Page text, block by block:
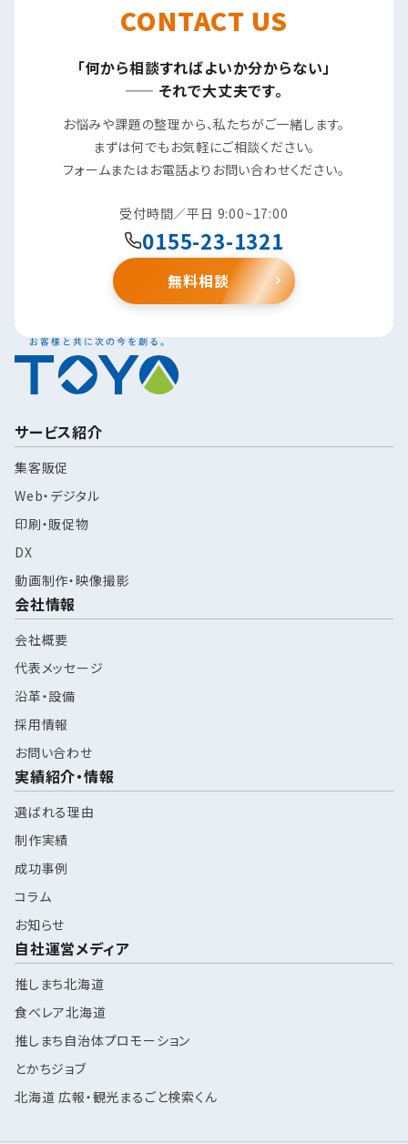
サービス紹介
集客販促
Web・デジタル
印刷・販促物
DX
動画制作・映像撮影
会社情報
会社概要
代表メッセージ
沿革・設備
採用情報
お問い合わせ
実績紹介・情報
選ばれる理由
制作実績
成功事例
コラム
お知らせ
自社運営メディア
推しまち北海道
食べレア北海道
推しまち自治体プロモーション
とかちジョブ
北海道 広報・観光まるごと検索くん
CONTACT US
「何から相談すればよいか分からない」
—— それで大丈夫です。
お悩みや課題の整理から、私たちがご一緒します。
まずは何でもお気軽にご相談ください。
フォームまたはお電話よりお問い合わせください。
受付時間／平日 9:00~17:00
0155-23-1321
無料相談